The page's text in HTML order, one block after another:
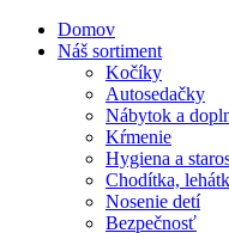
Domov
Náš sortiment
Kočíky
Autosedačky
Nábytok a
Kŕmenie
Hygiena a
Chodítka,
Nosenie detí
Bezpečnosť